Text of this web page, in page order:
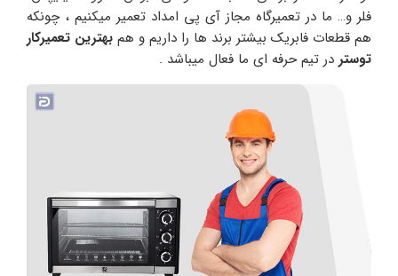
فلر و… ما در تعمیرگاه مجاز آی پی امداد تعمیر میکنیم ، چونکه
هم قطعات فابریک بیشتر برند ها را داریم و هم بهترین تعمیرکار
توستر در تیم حرفه ای ما فعال میباشد .